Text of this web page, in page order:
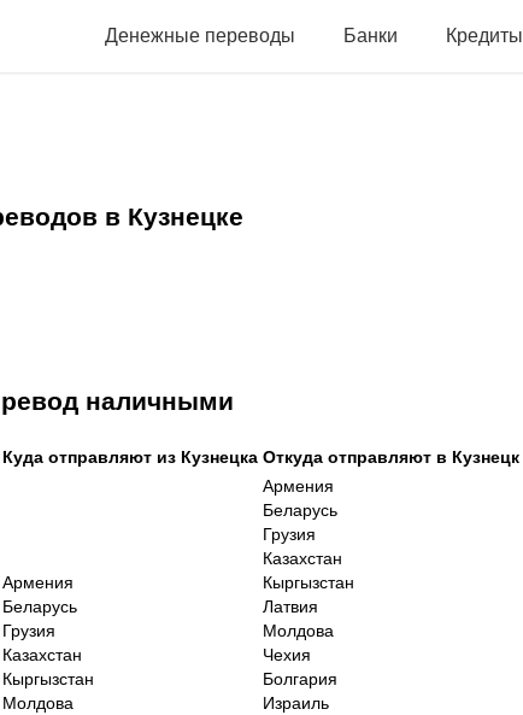
Денежные переводы Банки Кредиты
в Кузнецке
наличными
Куда отправляют из Кузнецка Откуда отправляют в Кузнецк
Армения
Беларусь
Грузия
Казахстан
Кыргызстан
Молдова
Армения
Беларусь
Грузия
Казахстан
Кыргызстан
Латвия
Молдова
Чехия
Болгария
Израиль